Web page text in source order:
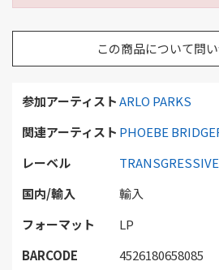
参加アーティストARLO PARKS
関連アーティスト PHOEBE
レーベル
国内/輸入
輸入
フォーマット
LP
BARCODE
4526180658085
この商品について問